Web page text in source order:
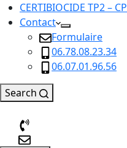
CERTIBIOCIDE TP2 –
Contact
Formulaire
06.78.08.23.34
06.07.01.96.56
Search